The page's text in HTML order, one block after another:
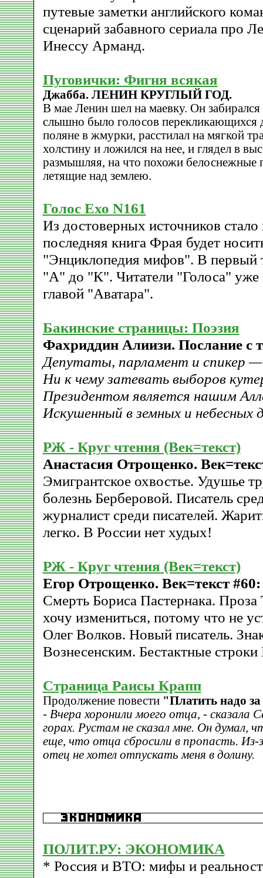
путевые заметки английского
сценарий забавного сериала про
Инессу Арманд.
Пуговички: Фигня всякая
Джабба. ЛЕНИН КРУГЛЫЙ ГОД.
В мае Ленин шел на маевку. Он
слышно было голосов перекликающихся
поляне в жмурки, расстилал на мягкой
холстину и ложился на нее, и глядел в
размышляя, на что похожи белоснежные
летящие над землею.
Голос Ехо N161
Из достоверных источников стало
последняя книга Фрая будет
"Энциклопедия мифов". В первый
"А" до "К". Читатели "Голоса" уже
главой "Аватара".
Бакинские страницы: Поэзия
Фахриддин Алиизи. Послание с
Депутаты, парламент и спикер —
Ни к чему затевать выборов
Президентом является нашим
Искушенный в земных и небесных
РЖ - Круг чтения (Век=текст)
Анастасия Отрощенко.
Эмигрантское охвостье. Удушье
болезнь Берберовой. Писатель
журналист среди писателей.
легко. В России нет худых!
РЖ - Круг чтения (Век=текст)
Егор Отрощенко. Век=текст #60:
Смерть Бориса Пастернака. Проза
хочу измениться, потому что не
Олег Волков. Новый писатель.
Вознесенским. Бестактные строки
Страница Раисы Крапп
Продолжение повести "Платить надо за
- Вчера хоронили моего отца, - сказала
горах. Рустам не сказал мне. Он думал,
ещe, что отца сбросили в пропасть.
отец не хотел отпускать меня в долину.
ПОЛИТ.РУ: ЭКОНОМИКА
* Россия и ВТО: мифы и